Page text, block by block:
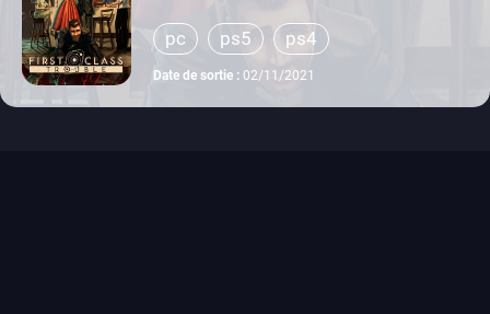
pc ps5 ps4
Date de sortie : 02/11/2021